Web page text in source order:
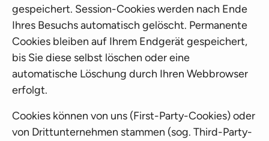
gespeichert. Session-Cookies werden nach Ende
Ihres Besuchs automatisch gelöscht. Permanente
Cookies bleiben auf Ihrem Endgerät gespeichert,
bis Sie diese selbst löschen oder eine
automatische Löschung durch Ihren Webbrowser
erfolgt.
Cookies können von uns (First-Party-Cookies) oder
von Drittunternehmen stammen (sog. Third-Party-